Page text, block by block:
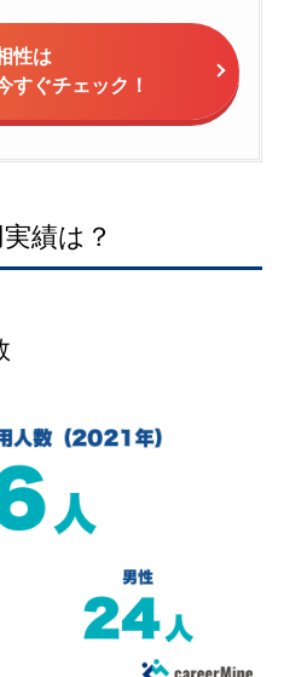
性は
すぐチェック！
績は？